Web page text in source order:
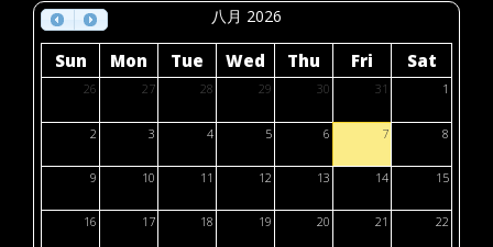
八月 2026
Sun Mon Tue Wed Thu Fri Sat
26 27 28 29 30 31 1
2 3 4 5 6 7 8
9 10 11 12 13 14 15
16 17 18 19 20 21 22